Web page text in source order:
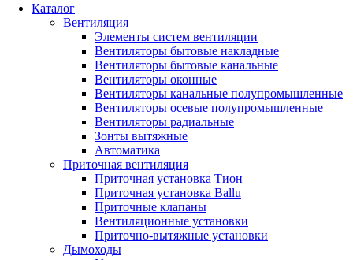
Каталог
Вентиляция
Элементы систем вентиляции
Вентиляторы бытовые накладные
Вентиляторы бытовые канальные
Вентиляторы оконные
Вентиляторы канальные полупромышленные
Вентиляторы осевые полупромышленные
Вентиляторы радиальные
Зонты вытяжные
Автоматика
Приточная вентиляция
Приточная установка Тион
Приточная установка Ballu
Приточные клапаны
Вентиляционные установки
Приточно-вытяжные установки
Дымоходы